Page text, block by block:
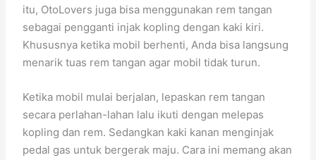
itu, OtoLovers juga bisa menggunakan rem tangan
sebagai pengganti injak kopling dengan kaki kiri.
Khususnya ketika mobil berhenti, Anda bisa langsung
menarik tuas rem tangan agar mobil tidak turun.
Ketika mobil mulai berjalan, lepaskan rem tangan
secara perlahan-lahan lalu ikuti dengan melepas
kopling dan rem. Sedangkan kaki kanan menginjak
pedal gas untuk bergerak maju. Cara ini memang akan